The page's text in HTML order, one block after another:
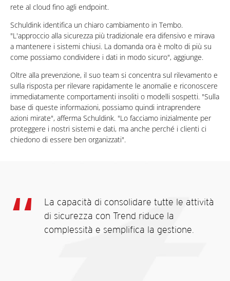
rete al cloud fino agli endpoint.
Schuldink identifica un chiaro cambiamento in Tembo.
"L'approccio alla sicurezza più tradizionale era difensivo e mirava
a mantenere i sistemi chiusi. La domanda ora è molto di più su
come possiamo condividere i dati in modo sicuro", aggiunge.
Oltre alla prevenzione, il suo team si concentra sul rilevamento e
sulla risposta per rilevare rapidamente le anomalie e riconoscere
immediatamente comportamenti insoliti o modelli sospetti. "Sulla
base di queste informazioni, possiamo quindi intraprendere
azioni mirate", afferma Schuldink. "Lo facciamo inizialmente per
proteggere i nostri sistemi e dati, ma anche perché i clienti ci
chiedono di essere ben organizzati".
La capacità di consolidare tutte le attività
di sicurezza con Trend riduce la
complessità e semplifica la gestione.